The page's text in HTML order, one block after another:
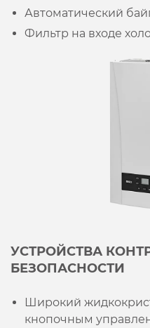
Автоматический
Фильтр на входе
УСТРОЙСТВА
БЕЗОПАСНОСТИ
Широкий
кнопочным